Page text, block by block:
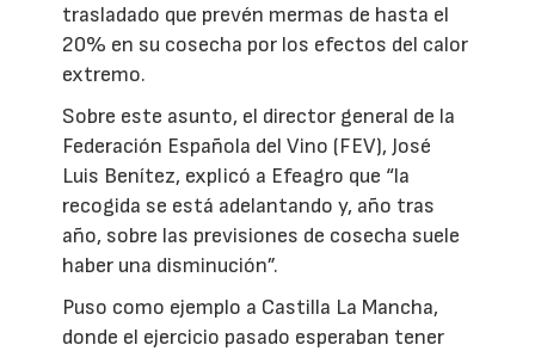
trasladado que prevén mermas de hasta el
20% en su cosecha por los efectos del calor
extremo.
Sobre este asunto, el director general de la
Federación Española del Vino (FEV), José
Luis Benítez, explicó a Efeagro que “la
recogida se está adelantando y, año tras
año, sobre las previsiones de cosecha suele
haber una disminución”.
Puso como ejemplo a Castilla La Mancha,
donde el ejercicio pasado esperaban tener